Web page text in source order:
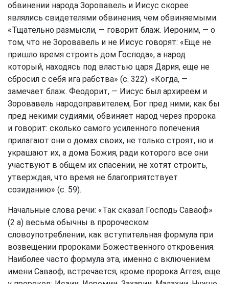
обвинении народа Зоровавель и Иисус скорее
являлись свидетелями обвинения, чем обвиняемыми.
«Тщательно размысли, — говорит блаж. Иероним, — о
том, что не Зоровавель и не Иисус говорят: «Еще не
пришло время строить дом Господа», а народ
который, находясь под властью царя Дария, еще не
сбросил с себя ига рабства» (с. 322). «Когда, —
замечает блаж. Феодорит, — Иисус был архиреем и
Зоровавель народоправителем, Бог пред ними, как бы
пред некими судиями, обвиняет народ через пророка
и говорит: сколько самого усиленного попечения
прилагают они о домах своих, не только строят, но и
украшают их, а дома Божия, ради которого все они
участвуют в общем их спасении, не хотят строить,
утверждая, что время не благоприятствует
созиданию» (с. 59).
Начальные слова речи: «Так сказал Господь Саваоф»
(2 а) весьма обычны в пророческом
словоупотреблении, как вступительная формула при
возвещении пророками Божественного откровения.
Наиболее часто формула эта, именно с включением
имени Саваоф, встречается, кроме пророка Аггея, еще